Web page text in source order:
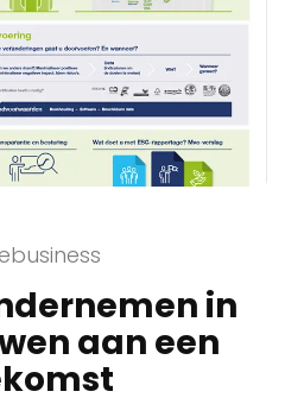
in
aan een